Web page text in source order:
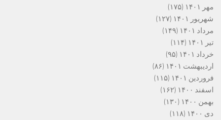
مهر ۱۴۰۱
(۱۷۵)
شهریور ۱۴۰۱
(۱۲۷)
مرداد ۱۴۰۱
(۱۴۹)
تیر ۱۴۰۱
(۱۱۴)
خرداد ۱۴۰۱
(۹۵)
اردیبهشت ۱۴۰۱
(۸۶)
فروردین ۱۴۰۱
(۱۱۵)
اسفند ۱۴۰۰
(۱۶۲)
بهمن ۱۴۰۰
(۱۳۰)
دی ۱۴۰۰
(۱۱۸)